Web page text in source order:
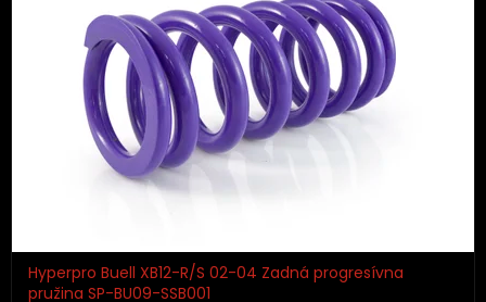
Hyperpro Buell XB12-R/S 02-04 Zadná progresívna
pružina SP-BU09-SSB001